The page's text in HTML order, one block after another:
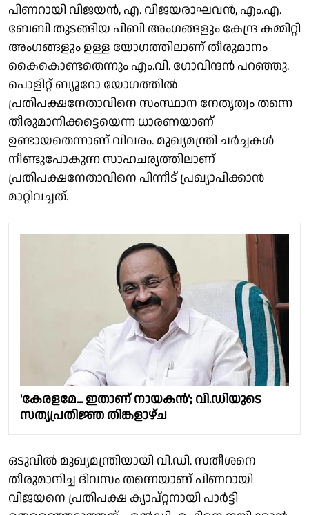
പിണറായി വിജയൻ, എ. വിജയരാഘവൻ, എം.എ.
ബേബി തുടങ്ങിയ പിബി അംഗങ്ങളും കേന്ദ്ര കമ്മിറ്റി
അംഗങ്ങളും ഉള്ള യോഗത്തിലാണ് തീരുമാനം
കൈകൊണ്ടതെന്നും എം.വി. ഗോവിന്ദൻ പറഞ്ഞു.
പൊളിറ്റ് ബ്യൂറോ യോഗത്തിൽ
പ്രതിപക്ഷനേതാവിനെ സംസ്ഥാന നേതൃത്വം തന്നെ
തീരുമാനിക്കട്ടെയെന്ന ധാരണയാണ്
ഉണ്ടായതെന്നാണ് വിവരം. മുഖ്യമന്ത്രി ചർച്ചകൾ
നീണ്ടുപോകുന്ന സാഹചര്യത്തിലാണ്
പ്രതിപക്ഷനേതാവിനെ പിന്നീട് പ്രഖ്യാപിക്കാൻ
മാറ്റിവച്ചത്.
'കേരളമേ... ഇതാണ് നായകൻ'; വി.ഡിയുടെ
സത്യപ്രതിജ്ഞ തിങ്കളാഴ്ച
ഒടുവിൽ മുഖ്യമന്ത്രിയായി വി.ഡി. സതീശനെ
തീരുമാനിച്ച ദിവസം തന്നെയാണ് പിണറായി
വിജയനെ പ്രതിപക്ഷ ക്യാപ്റ്റനായി പാർട്ടി